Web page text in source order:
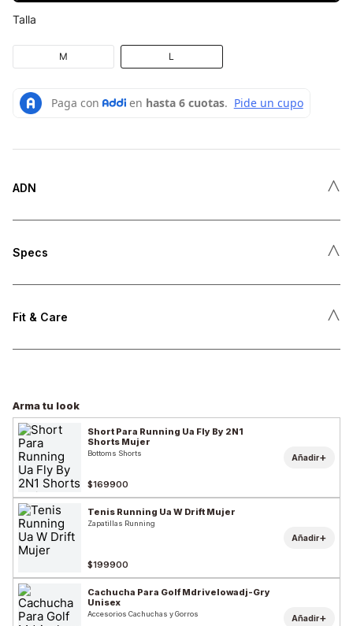
Talla
M L
ADN ˄
Specs ˄
Fit & Care ˄
Arma tu look
Short Para Running Ua Fly By 2N1
Shorts Mujer
Bottoms Shorts
$169900
Añadir+
Tenis Running Ua W Drift Mujer
Zapatillas Running
$199900
Añadir+
Cachucha Para Golf Mdrivelowadj-Gry
Unisex
Accesorios Cachuchas y Gorros Añadir+